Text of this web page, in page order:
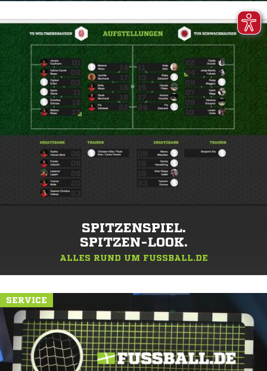
SPITZENSPIEL.
SPITZEN-LOOK.
ALLES RUND UM FUSSBALL.DE
SERVICE